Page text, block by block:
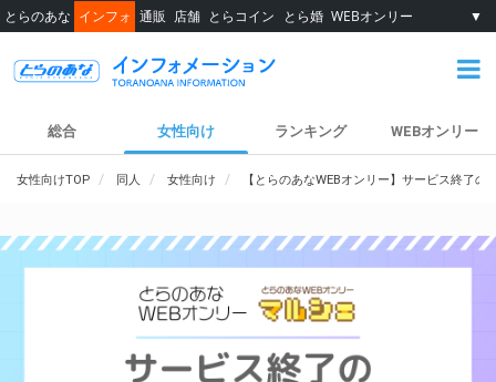
とらのあな インフォ 通販 店舗 とらコイン とら婚 WEBオンリー ▼
総合 女性向け ランキング WEBオンリー
女性向けTOP 同人 女性向け 【とらのあなWEBオンリー】サービス終了の